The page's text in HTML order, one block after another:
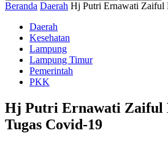
Beranda Daerah Hj Putri Ernawati Zaiful
Daerah
Kesehatan
Lampung
Lampung Timur
Pemerintah
PKK
Hj Putri Ernawati Zaiful
Tugas Covid-19